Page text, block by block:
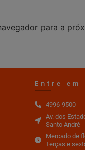
para a
Entre em
4996-9500
Av. dos
Santo André
Mercado de
Terças e